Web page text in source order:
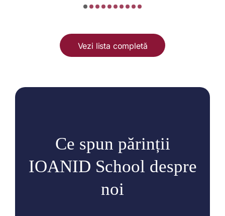
Vezi lista completă
Ce spun părinții
IOANID School despre
noi